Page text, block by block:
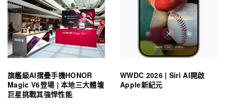
旗艦級AI摺疊手機HONOR
Magic V6登場 | 本地三大體壇
巨星挑戰其強悍性能
WWDC 2026 | Siri AI開啟
Apple新紀元